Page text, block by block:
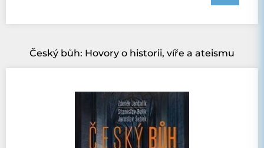
Český bůh: Hovory o historii, víře a ateismu